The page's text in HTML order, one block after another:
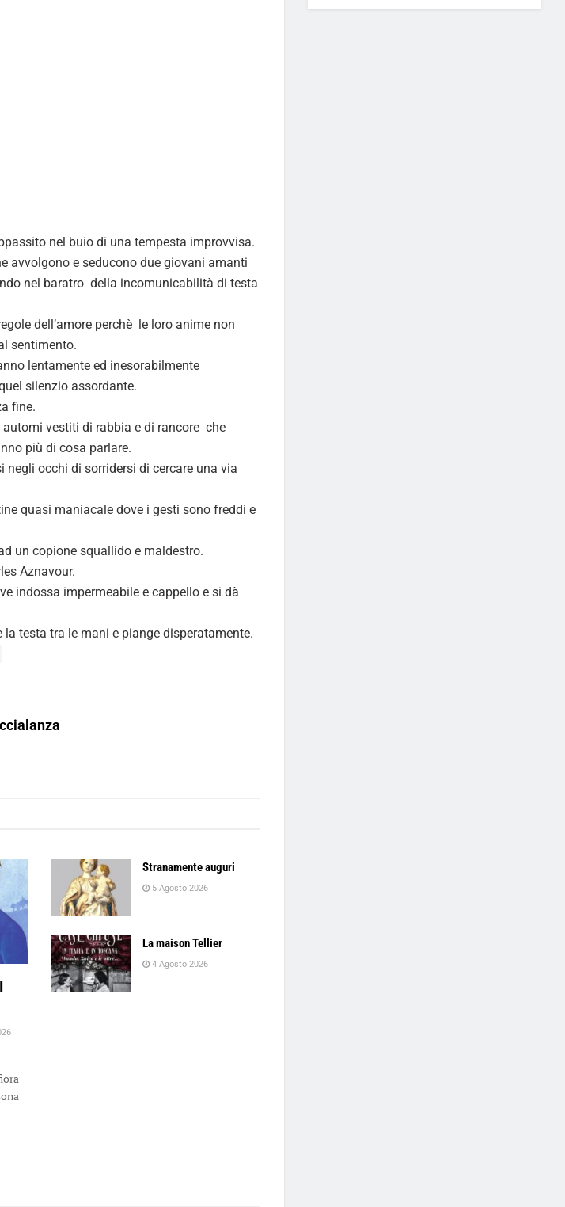
nel buio di una tempesta improvvisa.
avvolgono e seducono due giovani amanti
nel baratro della incomunicabilità di testa
dell’amore perchè le loro anime non
sentimento.
lentamente ed inesorabilmente
silenzio assordante.
fine.
vestiti di rabbia e di rancore che
più di cosa parlare.
negli occhi di sorridersi di cercare una via
quasi maniacale dove i gesti sono freddi e
un copione squallido e maldestro.
Aznavour.
indossa impermeabile e cappello e si dà
testa tra le mani e piange disperatamente.
Stranamente auguri
5 Agosto 2026
La maison Tellier
4 Agosto 2026